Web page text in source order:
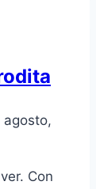
agosto,
Con